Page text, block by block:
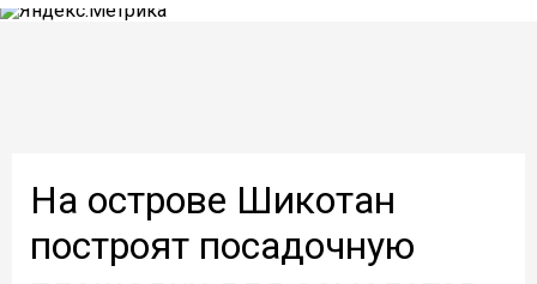
На острове Шикотан
построят посадочную